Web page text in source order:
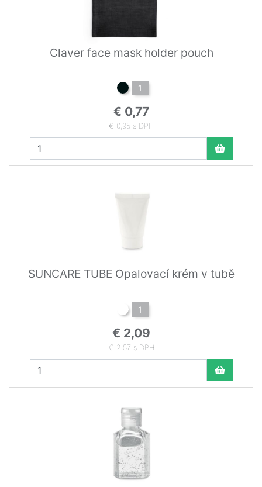
Claver face mask holder pouch
1
€ 0,77
€ 0,95 s DPH
SUNCARE TUBE Opalovací krém v tubě
1
€ 2,09
€ 2,57 s DPH